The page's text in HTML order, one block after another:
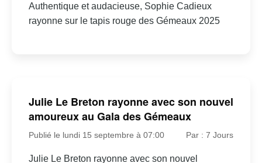
Authentique et audacieuse, Sophie Cadieux
rayonne sur le tapis rouge des Gémeaux 2025
Julie Le Breton rayonne avec son nouvel
amoureux au Gala des Gémeaux
Publié le lundi 15 septembre à 07:00 Par : 7 Jours
Julie Le Breton rayonne avec son nouvel